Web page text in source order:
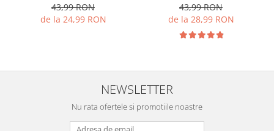
43,99 RON
de la 24,99 RON
43,99 RON
de la 28,99 RON
NEWSLETTER
Nu rata ofertele si promotiile noastre